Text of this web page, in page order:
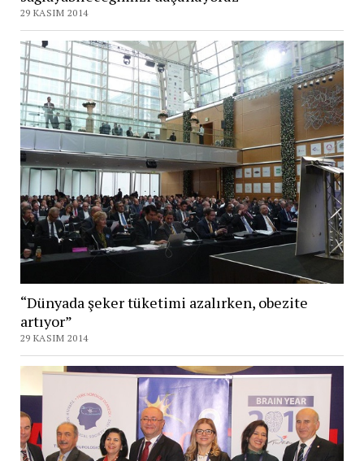
29 KASIM 2014
“Dünyada şeker tüketimi azalırken, obezite
artıyor”
29 KASIM 2014